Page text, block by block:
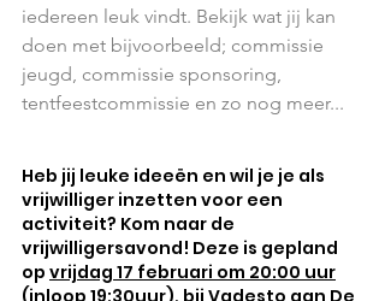
iedereen leuk vindt. Bekijk wat jij kan
doen met bijvoorbeeld; commissie
jeugd, commissie sponsoring,
tentfeestcommissie en zo nog meer...
Heb jij leuke ideeën en wil je je als
vrijwilliger inzetten voor een
activiteit? Kom naar de
vrijwilligersavond! Deze is gepland
op vrijdag 17 februari om 20:00 uur
(inloop 19:30uur), bij Vadesto aan De